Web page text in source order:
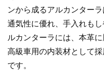
ンから成るアルカンター
通気性に優れ、手入れも
ルカンターラには、本革
高級車用の内装材として
です。